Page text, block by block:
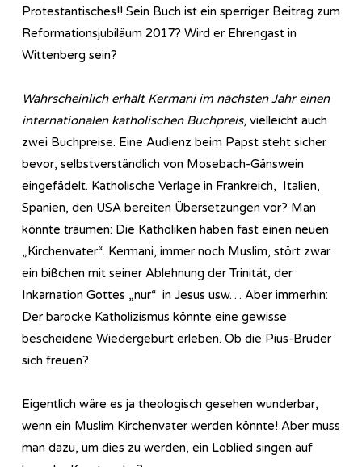
Protestantisches!! Sein Buch ist ein sperriger Beitrag zum
Reformationsjubiläum 2017? Wird er Ehrengast in
Wittenberg sein?
Wahrscheinlich erhält Kermani im nächsten Jahr einen
internationalen katholischen Buchpreis, vielleicht auch
zwei Buchpreise. Eine Audienz beim Papst steht sicher
bevor, selbstverständlich von Mosebach-Gänswein
eingefädelt. Katholische Verlage in Frankreich, Italien,
Spanien, den USA bereiten Übersetzungen vor? Man
könnte träumen: Die Katholiken haben fast einen neuen
„Kirchenvater“. Kermani, immer noch Muslim, stört zwar
ein bißchen mit seiner Ablehnung der Trinität, der
Inkarnation Gottes „nur“ in Jesus usw… Aber immerhin:
Der barocke Katholizismus könnte eine gewisse
bescheidene Wiedergeburt erleben. Ob die Pius-Brüder
sich freuen?
Eigentlich wäre es ja theologisch gesehen wunderbar,
wenn ein Muslim Kirchenvater werden könnte! Aber muss
man dazu, um dies zu werden, ein Loblied singen auf